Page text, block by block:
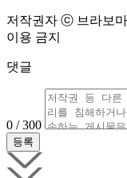
저작권자 ⓒ 브라보
이용 금지
댓글
0 / 300